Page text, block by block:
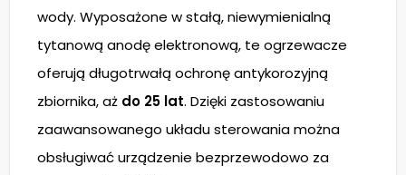
wody. Wyposażone w stałą, niewymienialną
tytanową anodę elektronową, te ogrzewacze
oferują długotrwałą ochronę antykorozyjną
zbiornika, aż do 25 lat. Dzięki zastosowaniu
zaawansowanego układu sterowania można
obsługiwać urządzenie bezprzewodowo za